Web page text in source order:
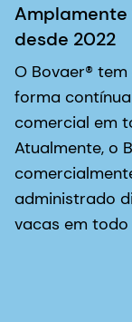
Amplamente
desde 2022
O Bovaer®
forma
comercial em
Atualmente, o
administrado
vacas em todo